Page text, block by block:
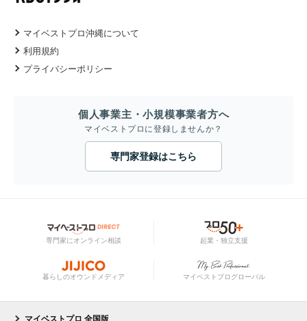
マイベストプロ沖縄について
利用規約
プライバシーポリシー
個人事業主・小規模事業者方へ
マイベストプロに登録しませんか？
専門家登録はこちら
専門家にオンライン相談 起業・独立支援
暮らしのオウンドメディア マイベストプログローバル
マイベストプロ 全国版